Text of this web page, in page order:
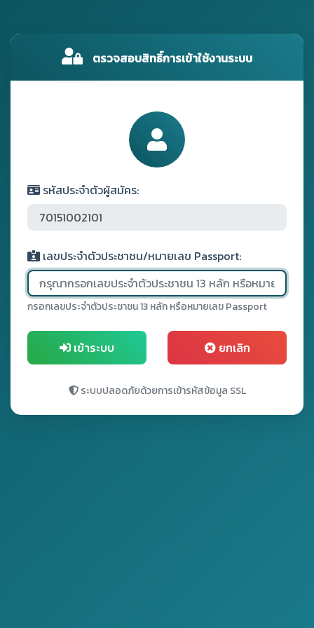
ตรวจสอบสิทธิ์การเข้าใช้งานระบบ
รหัสประจำตัวผู้สมัคร:
เลขประจำตัวประชาชน/หมายเลข Passport:
กรอกเลขประจำตัวประชาชน 13 หลัก หรือหมายเลข Passport
เข้าระบบ ยกเลิก
ระบบปลอดภัยด้วยการเข้ารหัสข้อมูล SSL